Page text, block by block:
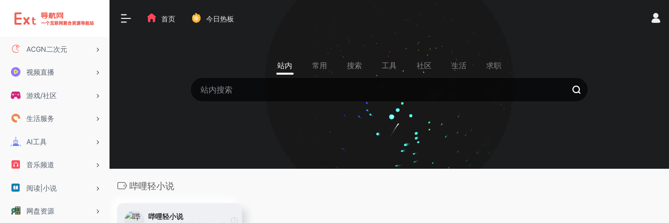
ACGN二次元
视频直播
游戏/社区
生活服务
AI工具
音乐频道
阅读|小说
网盘资源
首页 今日热板
站内 常用 搜索 工具 社区 生活 求职
哔哩轻小说
哔哩轻小说